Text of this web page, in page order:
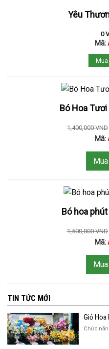
Yêu
0
Mã:
Bó Hoa
1,400,000VND
Mã:
Bó hoa
1,500,000VND
Mã:
TIN TỨC MỚI
Giỏ Hoa
Chức